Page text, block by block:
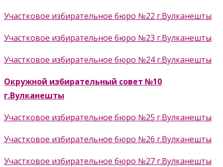
Участковое избирательное бюро №22 г.Вулканешты
Участковое избирательное бюро №23 г.Вулканешты
Участковое избирательное бюро №24 г.Вулканешты
Окружной избирательный совет №10
г.Вулканешты
Участковое избирательное бюро №25 г.Вулканешты
Участковое избирательное бюро №26 г.Вулканешты
Участковое избирательное бюро №27 г.Вулканешты